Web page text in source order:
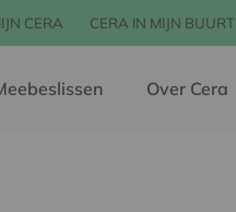
CERA CERA IN MIJN BUURT
Over Cera